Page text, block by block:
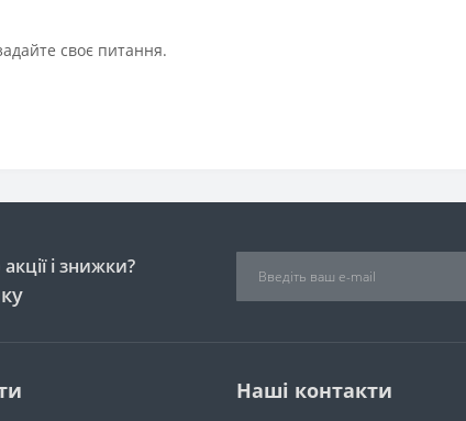
своє питання.
і знижки?
Наші контакти